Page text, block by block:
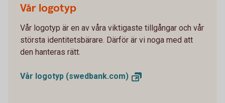
Vår logotyp
Vår logotyp är en av våra viktigaste tillgångar och vår
största identitetsbärare. Därför är vi noga med att
den hanteras rätt.
Vår logotyp (swedbank.com)